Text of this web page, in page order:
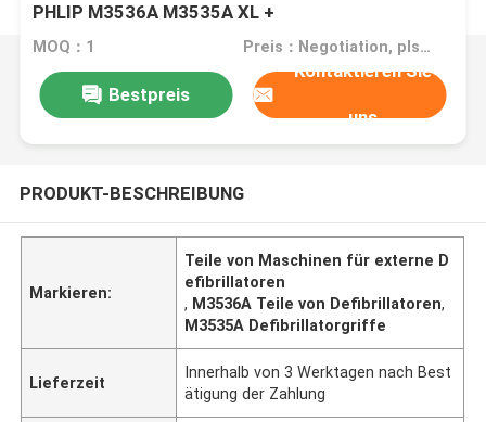
PHLIP M3536A M3535A XL +
MOQ：1 Preis：Negotiation, pls contact me
Bestpreis
Kontaktieren Sie
uns
PRODUKT-BESCHREIBUNG
Markieren:
Teile von Maschinen für externe D
efibrillatoren
, M3536A Teile von Defibrillatoren,
M3535A Defibrillatorgriffe
Lieferzeit
Innerhalb von 3 Werktagen nach Best
ätigung der Zahlung